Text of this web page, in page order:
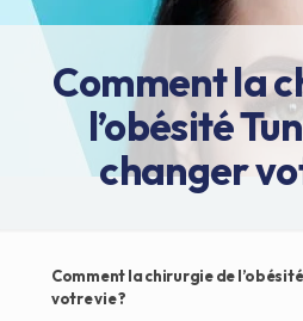
Comment la
l’obésité
changer
Comment la chirurgie de
votre vie ?